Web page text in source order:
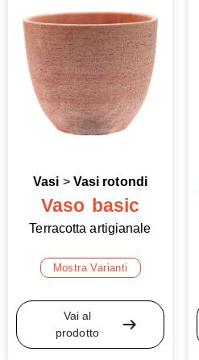
Vasi > Vasi rotondi
Vaso basic
Terracotta artigianale
Mostra Varianti
Vai al
prodotto
arrow_right_alt